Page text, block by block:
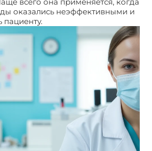
оказались неэффективными и
пациенту.